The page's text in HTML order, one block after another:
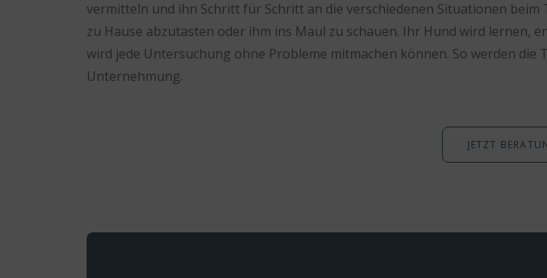
vermitteln und ihn Schritt für Schritt an die verschiedenen Situationen
zu Hause abzutasten oder ihm ins Maul zu schauen. Ihr Hund wird lernen,
wird jede Untersuchung ohne Probleme mitmachen können. So werden
Unternehmung.
JETZT